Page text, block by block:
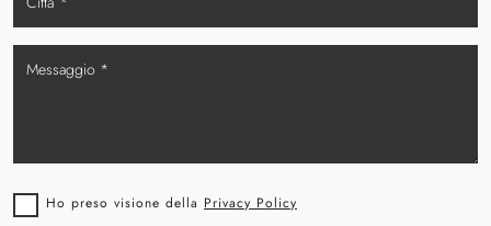
Ho preso visione della Privacy Policy